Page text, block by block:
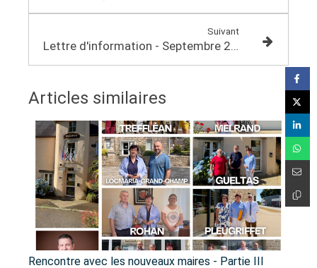
Suivant
Lettre d'information - Septembre 2025
Articles similaires
Rencontre avec les nouveaux maires - Partie III